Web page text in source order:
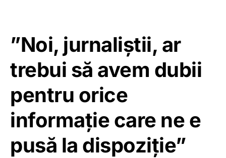
”Noi, jurnaliștii, ar
trebui să avem dubii
pentru orice
informație care ne e
pusă la dispoziție”